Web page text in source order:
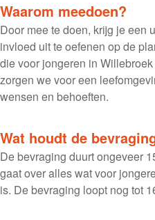
Waarom meedoen?
Door mee te doen, krijg je een
invloed uit te oefenen op de
die voor jongeren in
zorgen we voor een
wensen en behoeften.
Wat houdt de
De bevraging duurt ongeveer
gaat over alles wat voor
is. De bevraging loopt nog tot